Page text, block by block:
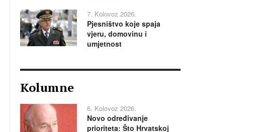
7. Kolovoz 2026.
Pjesništvo koje spaja
vjeru, domovinu i
umjetnost
Kolumne
6. Kolovoz 2026.
Novo određivanje
prioriteta: Što Hrvatskoj